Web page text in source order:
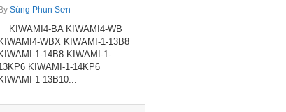
Súng Phun Sơn
KIWAMI4-BA KIWAMI4-WB
KIWAMI4-WBX KIWAMI-1-13B8
KIWAMI-1-14B8 KIWAMI-1-
KIWAMI-1-14KP6
KIWAMI-1-13B10...